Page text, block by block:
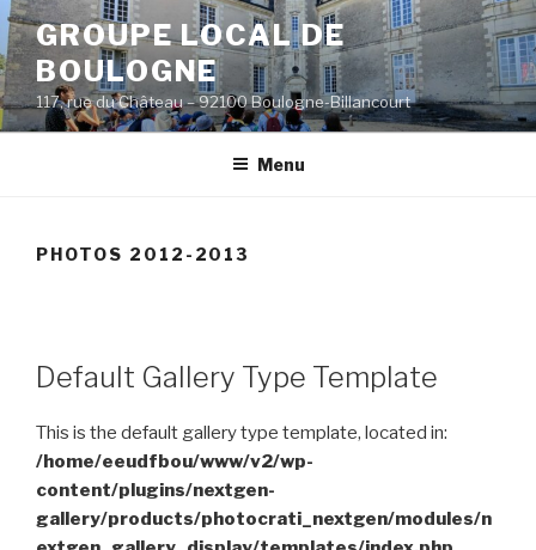
Aller
au
contenu
principal
GROUPE LOCAL DE
BOULOGNE
117, rue du Château – 92100 Boulogne-Billancourt
Menu
PHOTOS 2012-2013
Default Gallery Type Template
This is the default gallery type template, located in:
/home/eeudfbou/www/v2/wp-
content/plugins/nextgen-
gallery/products/photocrati_nextgen/modules/n